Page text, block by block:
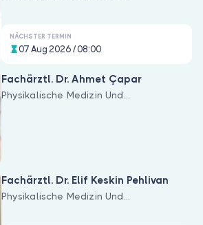
NÄCHSTER TERMIN
07 Aug 2026 / 08:00
Fachärztl. Dr. Ahmet Çapar
Physikalische Medizin Und
Rehabilitation
Fachärztl. Dr. Elif Keskin Pehlivan
Physikalische Medizin Und